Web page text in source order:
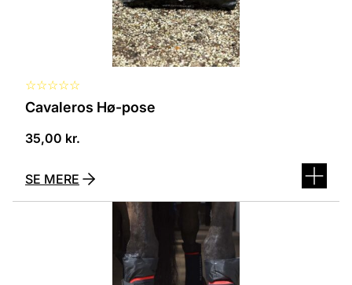
☆☆☆☆☆
Cavaleros Hø-pose
35,00 kr.
SE MERE